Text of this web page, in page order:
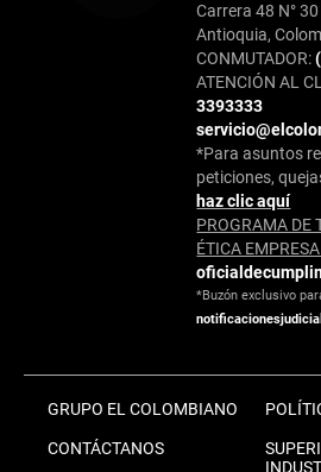
Carrera 48 N°
Antioquia,
CONMUTADOR:
ATENCIÓN AL
3393333
*Para asuntos
peticiones,
haz clic aquí
PROGRAMA DE
ÉTICA
*Buzón exclusivo
GRUPO EL COLOMBIANO
CONTÁCTANOS